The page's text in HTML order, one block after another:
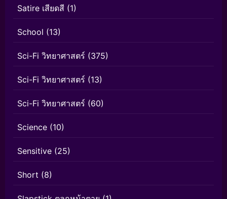
Satire เสียดสี (1)
School (13)
Sci-Fi วิทยาศาสตร์ (375)
Sci-Fi วิทยาศาสตร์ (13)
Sci-Fi วิทยาศาสตร์ (60)
Science (10)
Sensitive (25)
Short (8)